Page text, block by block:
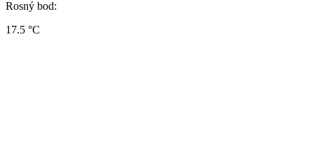
Rosný bod:
17.5 °C